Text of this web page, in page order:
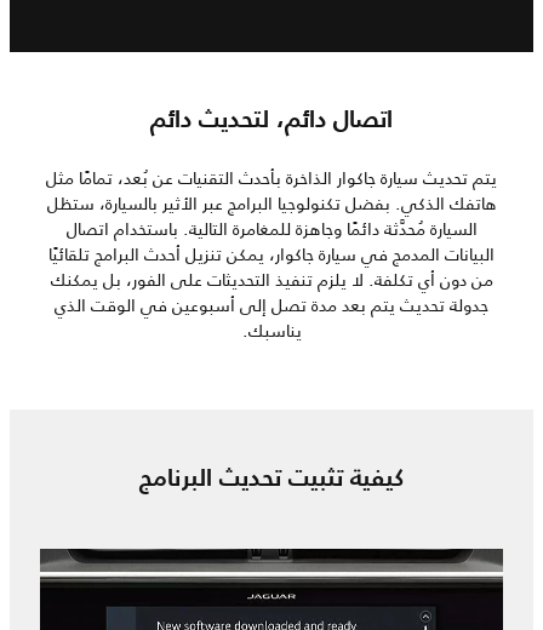
اتصال دائم، لتحديث دائم
يتم تحديث سيارة جاكوار الذاخرة بأحدث التقنيات عن بُعد، تمامًا مثل
هاتفك الذكي. بفضل تكنولوجيا البرامج عبر الأثير بالسيارة، ستظل
السيارة مُحدَّثة دائمًا وجاهزة للمغامرة التالية. باستخدام اتصال
البيانات المدمج في سيارة جاكوار، يمكن تنزيل أحدث البرامج تلقائيًا
من دون أي تكلفة. لا يلزم تنفيذ التحديثات على الفور، بل يمكنك
جدولة تحديث يتم بعد مدة تصل إلى أسبوعين في الوقت الذي
يناسبك.
كيفية تثبيت تحديث البرنامج